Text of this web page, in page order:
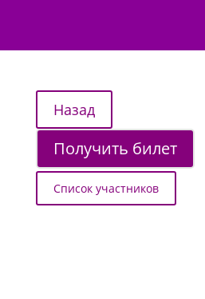
Получить билет
Список участников